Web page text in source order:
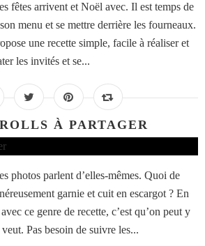
fêtes arrivent et Noël avec. Il est temps de
menu et se mettre derrière les fourneaux.
une recette simple, facile à réaliser et
les invités et se...
À PARTAGER
photos parlent d’elles-mêmes. Quoi de
garnie et cuit en escargot ? En
ce genre de recette, c’est qu’on peut y
Pas besoin de suivre les...